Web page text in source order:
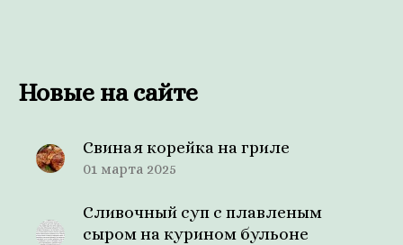
Новые на сайте
Свиная корейка на гриле
01 марта 2025
Сливочный суп с плавленым
сыром на курином бульоне